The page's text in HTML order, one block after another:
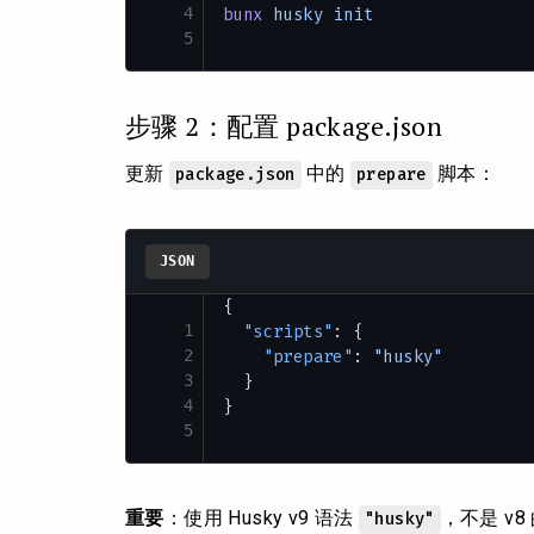
4
5
bunx husky init
步骤 2：配置 package.json
更新 package.json 中的 prepare 脚本：
JSON
1
2
3
4
5
{
  "scripts"
: {
    "prepare"
:
"husky"
  }
}
重要 ：使用 Husky v9 语法 "husky" ，不是 v8